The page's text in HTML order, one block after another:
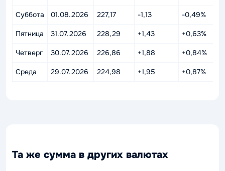
Суббота 01.08.2026 227,17 -1,13 -0,49%
Пятница 31.07.2026 228,29 +1,43 +0,63%
Четверг 30.07.2026 226,86 +1,88 +0,84%
Среда 29.07.2026 224,98 +1,95 +0,87%
Та же сумма в других валютах